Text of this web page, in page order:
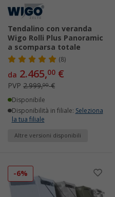
Tendalino con veranda
Wigo Rolli Plus Panoramic
a scomparsa totale
(8)
da 2.465,00 €
PVP 2.999,00€
Disponibile
Disponibilità in filiale: Seleziona
la tua filiale
Altre versioni disponibili
-6%